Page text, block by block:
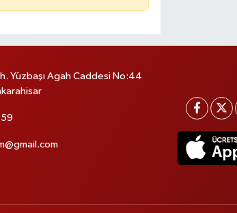
Yüzbaşı Agah Caddesi No:44